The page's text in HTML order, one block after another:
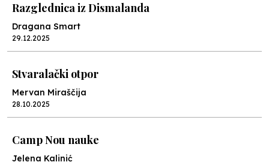
Razglednica iz Dismalanda
Dragana Smart
29.12.2025
Stvaralački otpor
Mervan Miraščija
28.10.2025
Camp Nou nauke
Jelena Kalinić